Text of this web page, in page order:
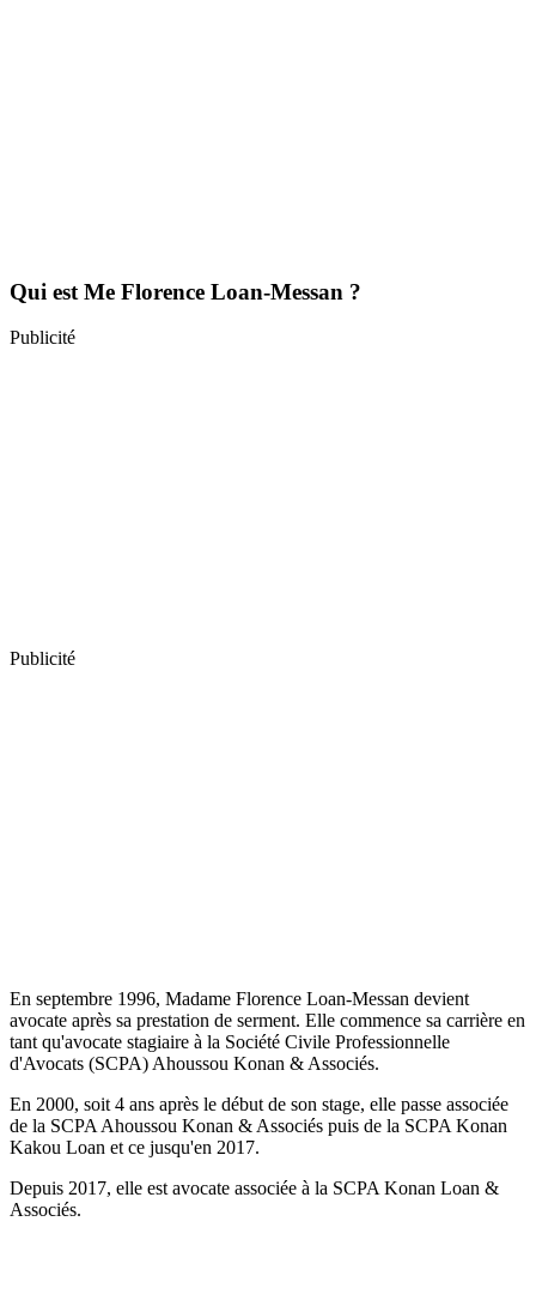
Qui est Me Florence Loan-Messan ?
Publicité
Publicité
En septembre 1996, Madame Florence Loan-Messan devient
avocate après sa prestation de serment. Elle commence sa carrière en
tant qu'avocate stagiaire à la Société Civile Professionnelle
d'Avocats (SCPA) Ahoussou Konan & Associés.
En 2000, soit 4 ans après le début de son stage, elle passe associée
de la SCPA Ahoussou Konan & Associés puis de la SCPA Konan
Kakou Loan et ce jusqu'en 2017.
Depuis 2017, elle est avocate associée à la SCPA Konan Loan &
Associés.